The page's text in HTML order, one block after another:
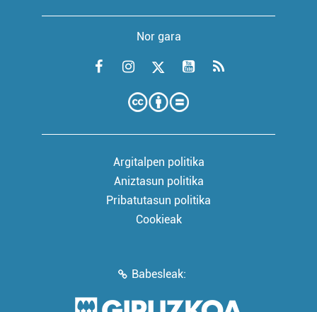
Nor gara
Argitalpen politika
Aniztasun politika
Pribatutasun politika
Cookieak
Babesleak: